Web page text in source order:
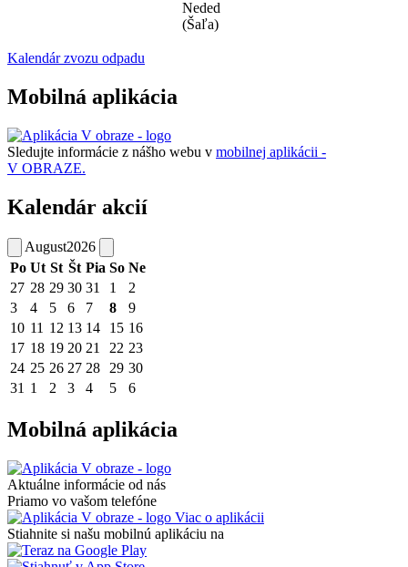
Neded
(Šaľa)
Kalendár zvozu odpadu
Mobilná aplikácia
Sledujte informácie z nášho webu v mobilnej aplikácii -
V OBRAZE.
Kalendár akcií
August2026
Po Ut St Št Pia So Ne
27 28 29 30 31 1
2
3
4 5 6 7 8
9
10 11 12 13 14 15 16
17 18 19 20 21 22 23
24 25 26 27 28 29 30
31 1 2 3 4 5 6
Mobilná aplikácia
Aktuálne informácie od nás
Priamo vo vašom telefóne
Viac o aplikácii
Stiahnite si našu mobilnú aplikáciu na